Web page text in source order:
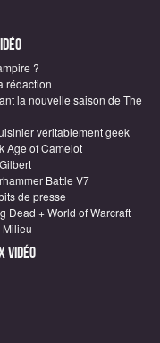
?
rédaction
la nouvelle saison de The
véritablement geek
Age of Camelot
Battle V7
de presse
Dead + World of Warcraft
Milieu
vidéo